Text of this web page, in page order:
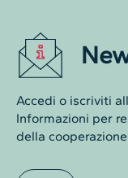
Accedi o iscriviti
Informazioni per
della